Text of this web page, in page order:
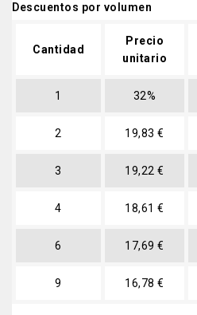
Descuentos por volumen
Cantidad
Precio
unitario
1 32%
2 19,83 €
3 19,22 €
4 18,61 €
6 17,69 €
9 16,78 €